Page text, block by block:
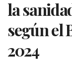
la
según el
2024